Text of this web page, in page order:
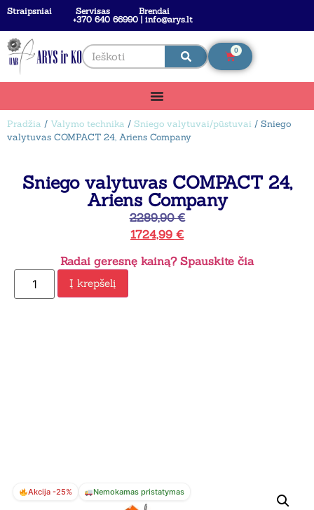
Straipsniai Servisas
Brendai
+370 640 66990 | info@arys.lt
0
Pradžia / Valymo technika / Sniego valytuvai/pūstuvai / Sniego
valytuvas COMPACT 24, Ariens Company
Sniego valytuvas COMPACT 24,
Ariens Company
2289,90€
1724,99 €
Radai geresnę kainą? Spauskite čia
Į krepšelį
Akcija -25% Nemokamas pristatymas